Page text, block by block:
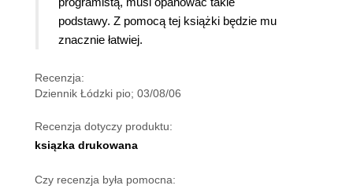
podstawy. Z pomocą tej książki będzie mu
znacznie łatwiej.
Recenzja:
Dziennik Łódzki pio; 03/08/06
Recenzja dotyczy produktu:
ksiązka drukowana
Czy recenzja była pomocna: